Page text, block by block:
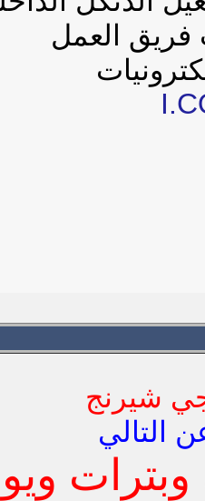
فريق العمل
شيرنج
التالي